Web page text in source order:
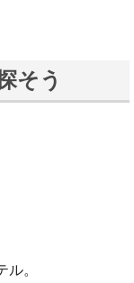
そう
。